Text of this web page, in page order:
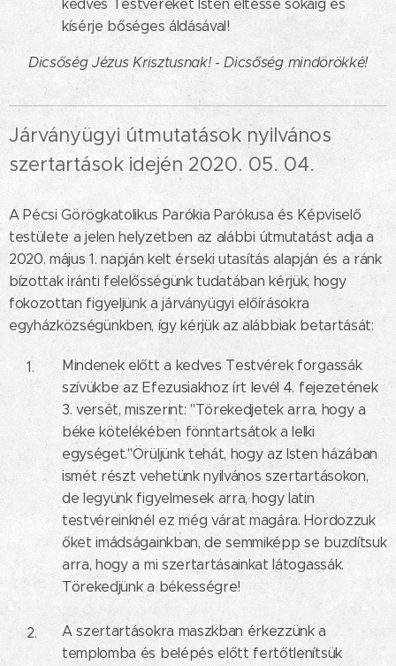
kedves Testvéreket Isten éltesse sokáig és
kísérje bőséges áldásával!
Dicsőség Jézus Krisztusnak! - Dicsőség mindörökké!
Járványügyi útmutatások nyilvános
szertartások idején 2020. 05. 04.
A Pécsi Görögkatolikus Parókia Parókusa és Képviselő
testülete a jelen helyzetben az alábbi útmutatást adja a
2020. május 1. napján kelt érseki utasítás alapján és a ránk
bízottak iránti felelősségünk tudatában kérjük, hogy
fokozottan figyeljünk a járványügyi előírásokra
egyházközségünkben, így kérjük az alábbiak betartását:
Mindenek előtt a kedves Testvérek forgassák
szívükbe az Efezusiakhoz írt levél 4. fejezetének
3. versét, miszerint: "Törekedjetek arra, hogy a
béke kötelékében fönntartsátok a lelki
egységet."Örüljünk tehát, hogy az Isten házában
ismét részt vehetünk nyilvános szertartásokon,
de legyünk figyelmesek arra, hogy latin
testvéreinknél ez még várat magára. Hordozzuk
őket imádságainkban, de semmiképp se buzdítsuk
arra, hogy a mi szertartásainkat látogassák.
Törekedjünk a békességre!
A szertartásokra maszkban érkezzünk a
templomba és belépés előtt fertőtlenítsük